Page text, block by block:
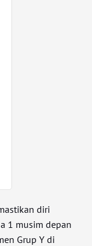
diri
1 musim depan
Grup Y di